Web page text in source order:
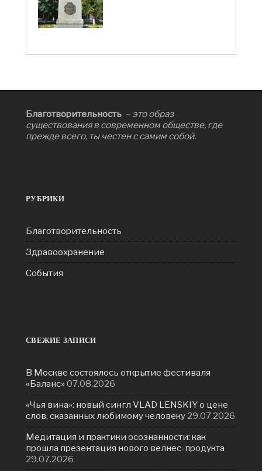
Благотворительность – это образ
существования в современном обществе, где
прежде всего, ты честен с самим собой.
РУБРИКИ
Благотворительность
Здравоохранение
События
СВЕЖИЕ ЗАПИСИ
В Москве состоялось открытие фестиваля
«Баланс» 07.08.2026
«Чья вина»: новый сингл VLAD LENSKIY о цене
слов, сказанных любимому человеку29.07.2026
Медитация и практики осознанности: как
прошла презентация нового велнес-продукта
29.07.2026